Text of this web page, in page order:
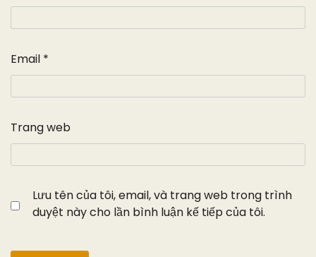
Email *
Trang web
Lưu tên của tôi, email, và trang web trong trình
duyệt này cho lần bình luận kế tiếp của tôi.